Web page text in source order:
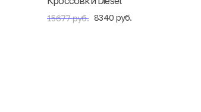
15677 руб. 8340 руб.